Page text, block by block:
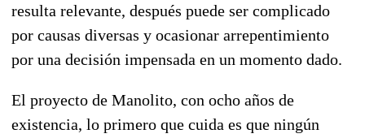
resulta relevante, después puede ser complicado
por causas diversas y ocasionar arrepentimiento
por una decisión impensada en un momento dado.
El proyecto de Manolito, con ocho años de
existencia, lo primero que cuida es que ningún